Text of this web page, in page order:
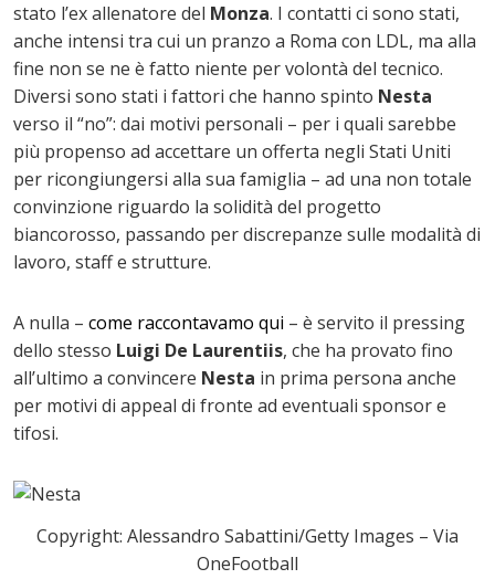
stato l’ex allenatore del Monza. I contatti ci sono stati,
anche intensi tra cui un pranzo a Roma con LDL, ma alla
fine non se ne è fatto niente per volontà del tecnico.
Diversi sono stati i fattori che hanno spinto Nesta
verso il “no”: dai motivi personali – per i quali sarebbe
più propenso ad accettare un offerta negli Stati Uniti
per ricongiungersi alla sua famiglia – ad una non totale
convinzione riguardo la solidità del progetto
biancorosso, passando per discrepanze sulle modalità di
lavoro, staff e strutture.
A nulla – come raccontavamo qui – è servito il pressing
dello stesso Luigi De Laurentiis, che ha provato fino
all’ultimo a convincere Nesta in prima persona anche
per motivi di appeal di fronte ad eventuali sponsor e
tifosi.
Copyright: Alessandro Sabattini/Getty Images – Via
OneFootball